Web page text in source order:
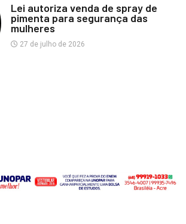
Lei autoriza venda de spray de
pimenta para segurança das
mulheres
27 de julho de 2026